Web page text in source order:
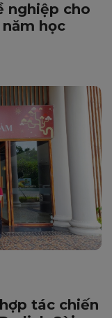
nghiệp cho
học
tác chiến